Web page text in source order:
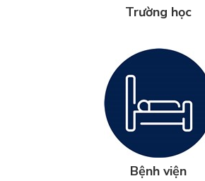
Trường học
Bệnh viện